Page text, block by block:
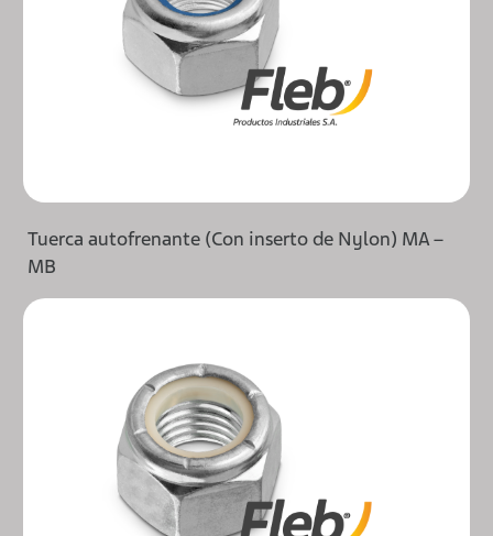
Tuerca autofrenante (Con inserto de Nylon) MA –
MB